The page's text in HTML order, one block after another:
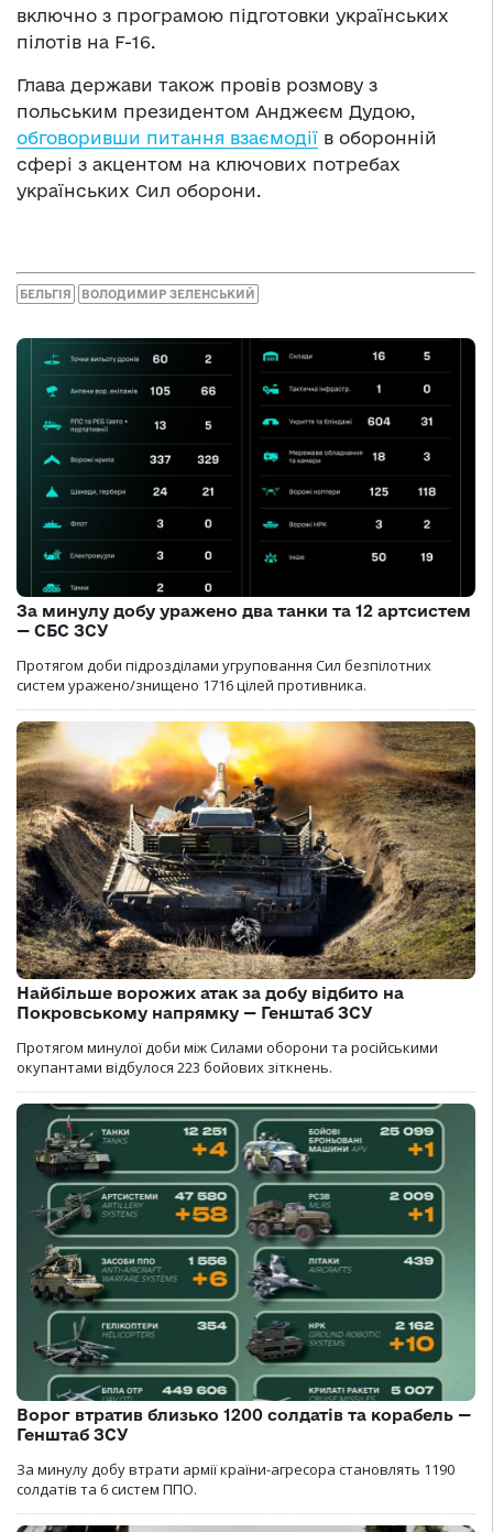
включно з програмою підготовки українських
пілотів на F-16.
Глава держави також провів розмову з
польським президентом Анджеєм Дудою,
обговоривши питання взаємодії в оборонній
сфері з акцентом на ключових потребах
українських Сил оборони.
БЕЛЬГІЯ ВОЛОДИМИР ЗЕЛЕНСЬКИЙ
За минулу добу уражено два танки та 12 артсистем
— СБС ЗСУ
Протягом доби підрозділами угруповання Сил безпілотних
систем уражено/знищено 1716 цілей противника.
Найбільше ворожих атак за добу відбито на
Покровському напрямку — Генштаб ЗСУ
Протягом минулої доби між Силами оборони та російськими
окупантами відбулося 223 бойових зіткнень.
Ворог втратив близько 1200 солдатів та корабель —
Генштаб ЗСУ
За минулу добу втрати армії країни-агресора становлять 1190
солдатів та 6 систем ППО.